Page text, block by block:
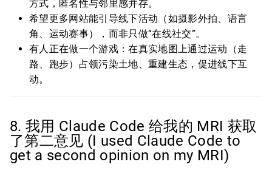
方式，匿名性与邻里感并存。
希望更多网站能引导线下活动（如摄影外拍、语言
角、运动赛事），而非只做“在线社交”。
有人正在做一个游戏：在真实地图上通过运动（走
路、跑步）占领污染土地、重建生态，促进线下互
动。
8. 我用 Claude Code 给我的 MRI 获取
了第二意见 (I used Claude Code to
get a second opinion on my MRI)